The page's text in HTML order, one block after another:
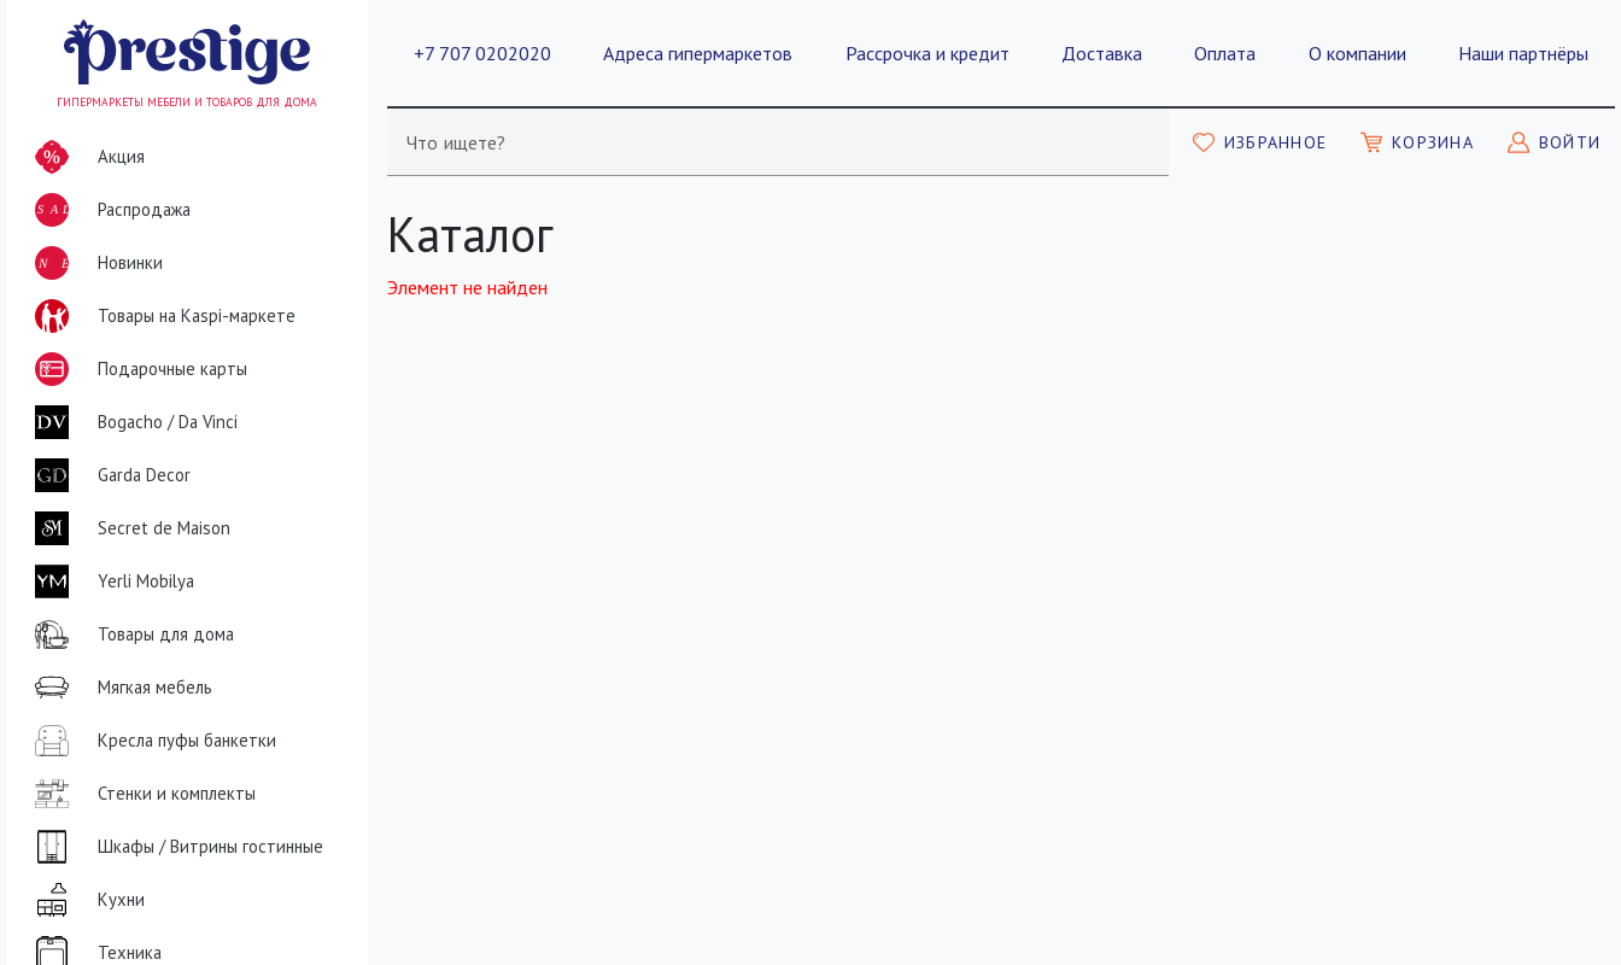
+7 707 0202020 Адреса гипермаркетов Рассрочка и кредит Доставка Оплата О компании Наши партнёры
Что ищете? ИЗБРАННОЕ КОРЗИНА ВОЙТИ
ГИПЕРМАРКЕТЫ МЕБЕЛИ И ТОВАРОВ ДЛЯ ДОМА
Акция
SALE Распродажа
NEWНовинки
Товары на Kaspi-маркете
Подарочные карты
Bogacho / Da Vinci
Garda Decor
Secret de Maison
Yerli Mobilya
Товары для дома
Мягкая мебель
Кресла пуфы банкетки
Стенки и комплекты
Шкафы / Витрины гостинные
Кухни
Техника
Каталог
Элемент не найден